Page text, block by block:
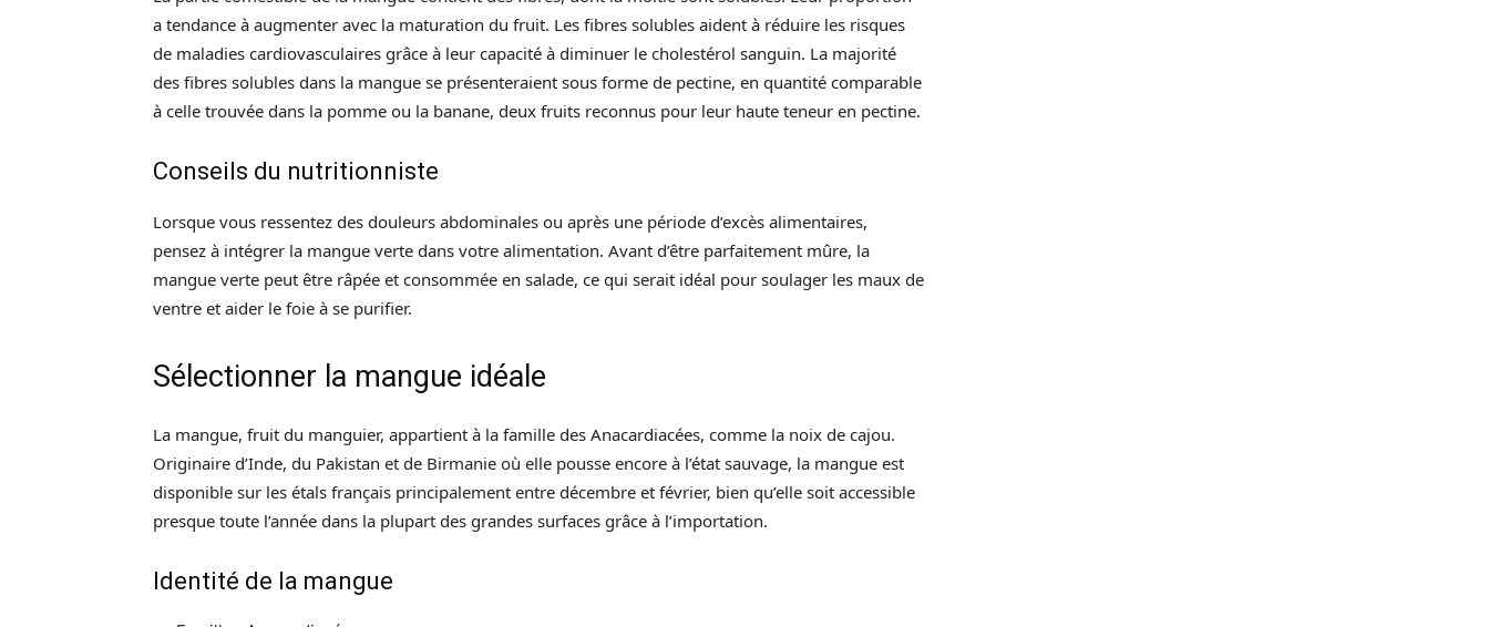
a tendance à augmenter avec la maturation du fruit. Les fibres solubles aident à réduire les risques
de maladies cardiovasculaires grâce à leur capacité à diminuer le cholestérol sanguin. La majorité
des fibres solubles dans la mangue se présenteraient sous forme de pectine, en quantité comparable
à celle trouvée dans la pomme ou la banane, deux fruits reconnus pour leur haute teneur en pectine.
Conseils du nutritionniste
Lorsque vous ressentez des douleurs abdominales ou après une période d’excès alimentaires,
pensez à intégrer la mangue verte dans votre alimentation. Avant d’être parfaitement mûre, la
mangue verte peut être râpée et consommée en salade, ce qui serait idéal pour soulager les maux de
ventre et aider le foie à se purifier.
Sélectionner la mangue idéale
La mangue, fruit du manguier, appartient à la famille des Anacardiacées, comme la noix de cajou.
Originaire d’Inde, du Pakistan et de Birmanie où elle pousse encore à l’état sauvage, la mangue est
disponible sur les étals français principalement entre décembre et février, bien qu’elle soit accessible
presque toute l’année dans la plupart des grandes surfaces grâce à l’importation.
Identité de la mangue